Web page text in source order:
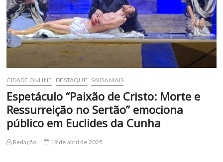
CIDADE ONLINE DESTAQUE SAIBA MAIS
Espetáculo “Paixão de Cristo: Morte e
Ressurreição no Sertão” emociona
público em Euclides da Cunha
Redação 19 de abril de 2025